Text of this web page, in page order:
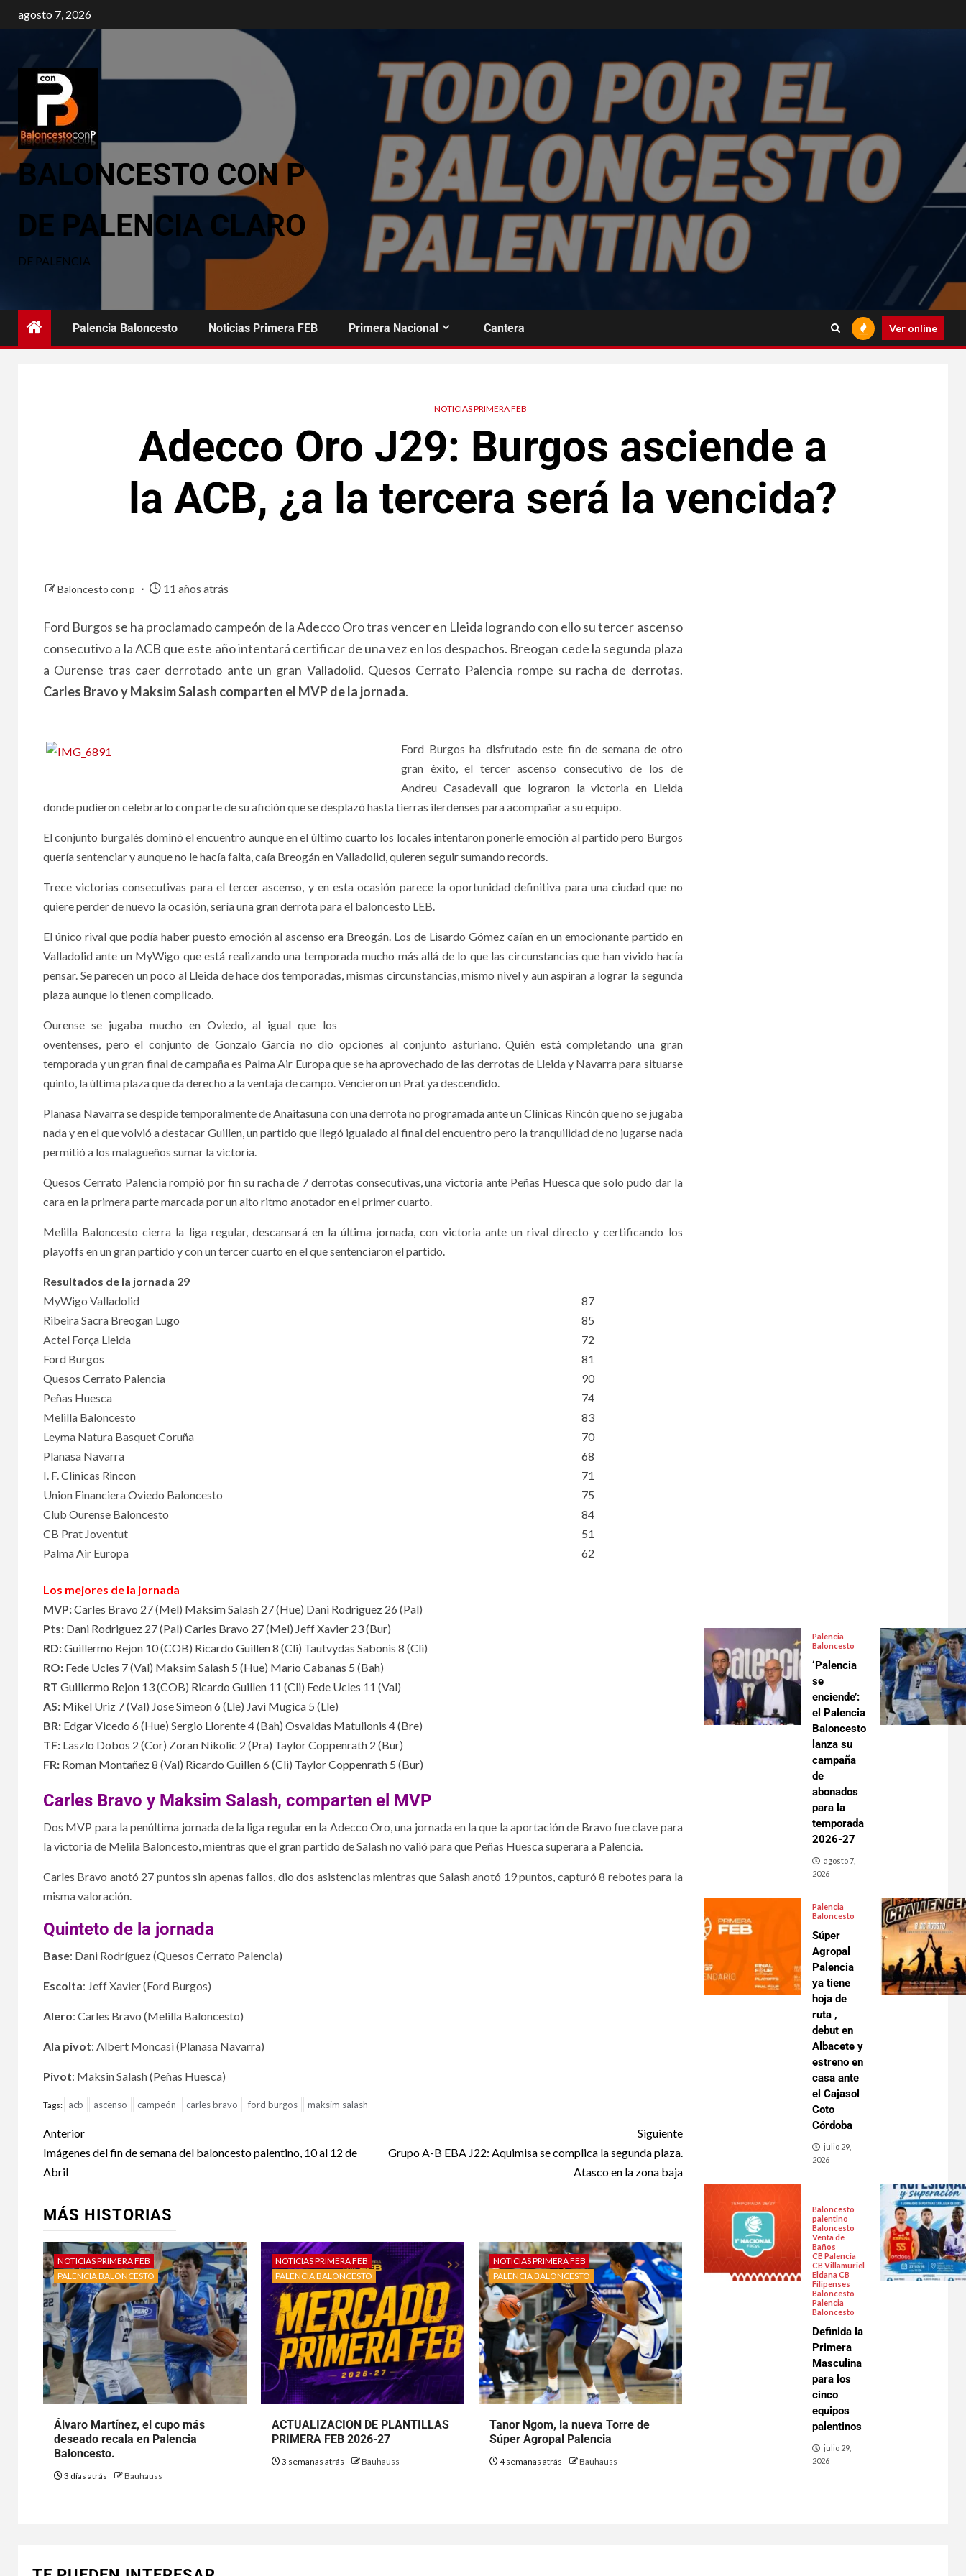
agosto 7, 2026
BALONCESTO CON P
DE PALENCIA CLARO
DE PALENCIA
Palencia Baloncesto Noticias Primera FEB Primera Nacional Cantera Ver online
NOTICIAS PRIMERA FEB
Adecco Oro J29: Burgos asciende a
la ACB, ¿a la tercera será la vencida?
Baloncesto con p 11 años atrás
Ford Burgos se ha proclamado campeón de la Adecco Oro tras vencer en Lleida logrando con ello su tercer ascenso
consecutivo a la ACB que este año intentará certificar de una vez en los despachos. Breogan cede la segunda plaza
a Ourense tras caer derrotado ante un gran Valladolid. Quesos Cerrato Palencia rompe su racha de derrotas.
Carles Bravo y Maksim Salash comparten el MVP de la jornada.
Ford Burgos ha disfrutado este fin de semana de otro
gran éxito, el tercer ascenso consecutivo de los de
Andreu Casadevall que lograron la victoria en Lleida
donde pudieron celebrarlo con parte de su afición que se desplazó hasta tierras ilerdenses para acompañar a su equipo.
El conjunto burgalés dominó el encuentro aunque en el último cuarto los locales intentaron ponerle emoción al partido pero Burgos
quería sentenciar y aunque no le hacía falta, caía Breogán en Valladolid, quieren seguir sumando records.
Trece victorias consecutivas para el tercer ascenso, y en esta ocasión parece la oportunidad definitiva para una ciudad que no
quiere perder de nuevo la ocasión, sería una gran derrota para el baloncesto LEB.
El único rival que podía haber puesto emoción al ascenso era Breogán. Los de Lisardo Gómez caían en un emocionante partido en
Valladolid ante un MyWigo que está realizando una temporada mucho más allá de lo que las circunstancias que han vivido hacía
pensar. Se parecen un poco al Lleida de hace dos temporadas, mismas circunstancias, mismo nivel y aun aspiran a lograr la segunda
plaza aunque lo tienen complicado.
Ourense se jugaba mucho en Oviedo, al igual que los
oventenses, pero el conjunto de Gonzalo García no dio opciones al conjunto asturiano. Quién está completando una gran
temporada y un gran final de campaña es Palma Air Europa que se ha aprovechado de las derrotas de Lleida y Navarra para situarse
quinto, la última plaza que da derecho a la ventaja de campo. Vencieron un Prat ya descendido.
Planasa Navarra se despide temporalmente de Anaitasuna con una derrota no programada ante un Clínicas Rincón que no se jugaba
nada y en el que volvió a destacar Guillen, un partido que llegó igualado al final del encuentro pero la tranquilidad de no jugarse nada
permitió a los malagueños sumar la victoria.
Quesos Cerrato Palencia rompió por fin su racha de 7 derrotas consecutivas, una victoria ante Peñas Huesca que solo pudo dar la
cara en la primera parte marcada por un alto ritmo anotador en el primer cuarto.
Melilla Baloncesto cierra la liga regular, descansará en la última jornada, con victoria ante un rival directo y certificando los
playoffs en un gran partido y con un tercer cuarto en el que sentenciaron el partido.
Resultados de la jornada 29
MyWigo Valladolid
Ribeira Sacra Breogan Lugo
87
85
Actel Força Lleida
Ford Burgos
72
81
Quesos Cerrato Palencia
Peñas Huesca
90
74
Melilla Baloncesto
Leyma Natura Basquet Coruña
83
70
Planasa Navarra
I. F. Clinicas Rincon
68
71
Union Financiera Oviedo Baloncesto
Club Ourense Baloncesto
75
84
CB Prat Joventut
Palma Air Europa
51
62
Los mejores de la jornada
MVP:Carles Bravo 27(Mel) Maksim Salash 27(Hue) Dani Rodriguez 26 (Pal)
Pts: Dani Rodriguez 27(Pal) Carles Bravo 27(Mel) Jeff Xavier 23(Bur)
RD:Guillermo Rejon 10(COB) Ricardo Guillen 8 (Cli) Tautvydas Sabonis 8 (Cli)
RO: Fede Ucles 7(Val) Maksim Salash 5 (Hue) Mario Cabanas 5 (Bah)
RT Guillermo Rejon 13(COB) Ricardo Guillen 11 (Cli) Fede Ucles 11 (Val)
AS: Mikel Uriz 7(Val) Jose Simeon 6 (Lle) Javi Mugica 5 (Lle)
BR: Edgar Vicedo 6 (Hue) Sergio Llorente 4(Bah) Osvaldas Matulionis 4(Bre)
TF: Laszlo Dobos 2 (Cor) Zoran Nikolic 2 (Pra) Taylor Coppenrath 2 (Bur)
FR: Roman Montañez 8 (Val) Ricardo Guillen 6 (Cli) Taylor Coppenrath 5 (Bur)
Carles Bravo y Maksim Salash, comparten el MVP
Dos MVP para la penúltima jornada de la liga regular en la Adecco Oro, una jornada en la que la aportación de Bravo fue clave para
la victoria de Melila Baloncesto, mientras que el gran partido de Salash no valió para que Peñas Huesca superara a Palencia.
Carles Bravo anotó 27 puntos sin apenas fallos, dio dos asistencias mientras que Salash anotó 19 puntos, capturó 8 rebotes para la
misma valoración.
Quinteto de la jornada
Base: Dani Rodríguez (Quesos Cerrato Palencia)
Escolta: Jeff Xavier (Ford Burgos)
Alero: Carles Bravo (Melilla Baloncesto)
Ala pivot: Albert Moncasi (Planasa Navarra)
Pivot: Maksin Salash (Peñas Huesca)
Tags: acb ascenso campeón carles bravo ford burgos maksim salash
Anterior
Imágenes del fin de semana del baloncesto palentino, 10 al 12 de
Abril
Siguiente
Grupo A-B EBA J22: Aquimisa se complica la segunda plaza.
Atasco en la zona baja
MÁS HISTORIAS
NOTICIAS PRIMERA FEB
PALENCIA BALONCESTO
Álvaro Martínez, el cupo más
deseado recala en Palencia
Baloncesto.
3 días atrás Bauhauss
NOTICIAS PRIMERA FEB
PALENCIA BALONCESTO
ACTUALIZACION DE PLANTILLAS
PRIMERA FEB 2026-27
3 semanas atrás Bauhauss
NOTICIAS PRIMERA FEB
PALENCIA BALONCESTO
Tanor Ngom, la nueva Torre de
Súper Agropal Palencia
4 semanas atrás Bauhauss
Palencia
Baloncesto
‘Palencia
se
enciende’:
el Palencia
Baloncesto
lanza su
campaña
de
abonados
para la
temporada
2026-27
agosto 7,
2026
Palencia
Baloncesto
Súper
Agropal
Palencia
ya tiene
hoja de
ruta ,
debut en
Albacete y
estreno en
casa ante
el Cajasol
Coto
Córdoba
julio 29,
2026
Baloncesto
palentino
Baloncesto
Venta de
Baños
CB Palencia
CB Villamuriel
Eldana CB
Filipenses
Baloncesto
Palencia
Baloncesto
Definida la
Primera
Masculina
para los
cinco
equipos
palentinos
julio 29,
2026